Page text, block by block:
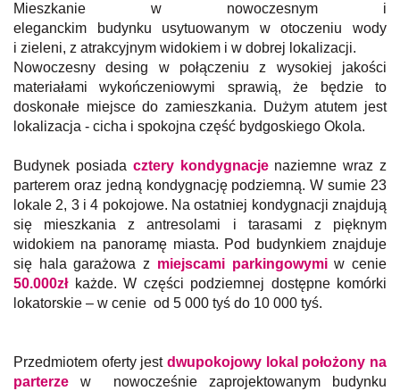
Mieszkanie w nowoczesnym i
eleganckim budynku usytuowanym w otoczeniu wody
i zieleni, z atrakcyjnym widokiem i w dobrej lokalizacji.
Nowoczesny desing w połączeniu z wysokiej jakości
materiałami wykończeniowymi sprawią, że będzie to
doskonałe miejsce do zamieszkania. Dużym atutem jest
lokalizacja - cicha i spokojna część bydgoskiego Okola.
Budynek posiada czterykondygnacjenaziemne wraz z
parterem oraz jedną kondygnację podziemną. W sumie 23
lokale 2, 3 i 4 pokojowe. Na ostatniej kondygnacji znajdują
się mieszkania z antresolami i tarasami z pięknym
widokiem na panoramę miasta. Pod budynkiem znajduje
się hala garażowa z miejscami parkingowymiw cenie
50.000złkażde. W części podziemnej dostępne komórki
lokatorskie – w cenie od 5 000 tyś do 10 000 tyś.
Przedmiotem oferty jest dwupokojowy lokal położony na
parterze w nowocześnie zaprojektowanym budynku